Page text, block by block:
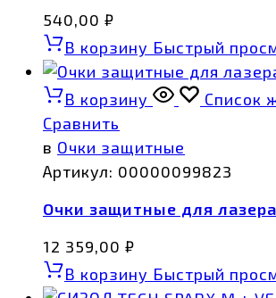
540,00 ₽
В корзину Быстрый
В корзину
Список
Сравнить
в Очки защитные
Артикул: 00000099823
Очки защитные для лазера
12 359,00 ₽
В корзину Быстрый